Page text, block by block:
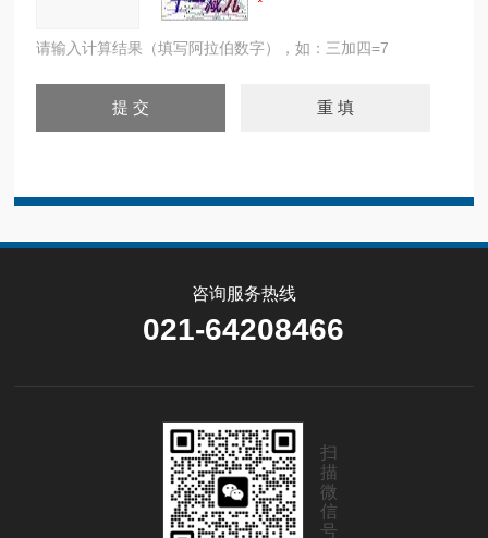
请输入计算结果（填写阿拉伯数字），如：三加四=7
咨询服务热线
021-64208466
扫
描
微
信
号